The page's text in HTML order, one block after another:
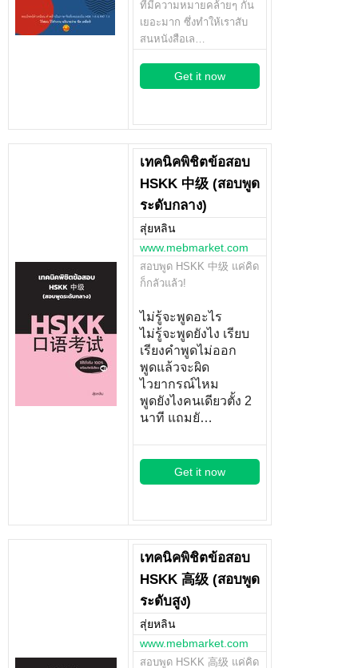
ที่มีความหมายคล้ายๆ กัน
เยอะมาก ซึ่งทำให้เราสับ
สนหนังสือเล…
Get it now
เทคนิคพิชิตข้อสอบ
HSKK 中级 (สอบพูด
ระดับกลาง)
สุ่ยหลิน
www.mebmarket.com
สอบพูด HSKK 中级 แค่คิด
ก็กลัวแล้ว!
ไม่รู้จะพูดอะไร
ไม่รู้จะพูดยังไง เรียบ
เรียงคำพูดไม่ออก
พูดแล้วจะผิด
ไวยากรณ์ไหม
พูดยังไงคนเดียวตั้ง 2
นาที แถมยั…
Get it now
เทคนิคพิชิตข้อสอบ
HSKK 高级 (สอบพูด
ระดับสูง)
สุ่ยหลิน
www.mebmarket.com
สอบพูด HSKK 高级 แค่คิด